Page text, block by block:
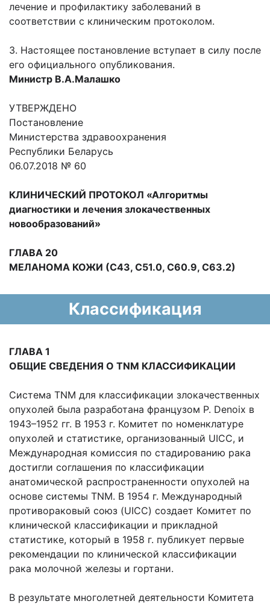
лечение и профилактику заболеваний в
соответствии с клиническим протоколом.
3. Настоящее постановление вступает в силу после
его официального опубликования.
Министр В.А.Малашко
УТВЕРЖДЕНО
Постановление
Министерства здравоохранения
Республики Беларусь
06.07.2018 № 60
КЛИНИЧЕСКИЙ ПРОТОКОЛ «Алгоритмы
диагностики и лечения злокачественных
новообразований»
ГЛАВА 20
МЕЛАНОМА КОЖИ (С43, С51.0, С60.9, С63.2)
Классификация
ГЛАВА 1
ОБЩИЕ СВЕДЕНИЯ О TNM КЛАССИФИКАЦИИ
Система TNM для классификации злокачественных
опухолей была разработана французом Р. Denoix в
1943–1952 гг. В 1953 г. Комитет по номенклатуре
опухолей и статистике, организованный UICC, и
Международная комиссия по стадированию рака
достигли соглашения по классификации
анатомической распространенности опухолей на
основе системы TNM. В 1954 г. Международный
противораковый союз (UICC) создает Комитет по
клинической классификации и прикладной
статистике, который в 1958 г. публикует первые
рекомендации по клинической классификации
рака молочной железы и гортани.
В результате многолетней деятельности Комитета